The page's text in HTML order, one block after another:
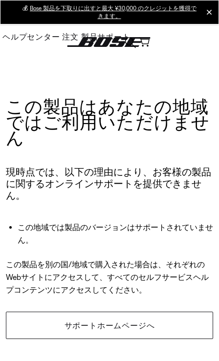
Main
💰 Bose 製品を下取りに出すと最大 ¥30,000 のクレジットを獲得で
きます。
ヘルプセンター 注文 製品サポート
この製品はあなたの地域
ではご利用いただけませ
ん
現時点では、以下の理由により、お客様の製品
に関するオンラインサポートを提供できませ
ん。
この地域では製品のバージョンはサポートされていませ
ん。
この製品を別の国/地域で購入された場合は、それぞれの
Webサイトにアクセスして、すべてのセルフサービスヘル
プコンテンツにアクセスしてください。
サポートホームページへ